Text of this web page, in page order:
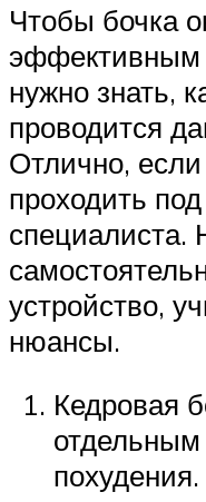
Чтобы бочка
эффективным
нужно знать,
проводится
Отлично,
проходить
специалиста.
устройство,
нюансы.
Кедровая